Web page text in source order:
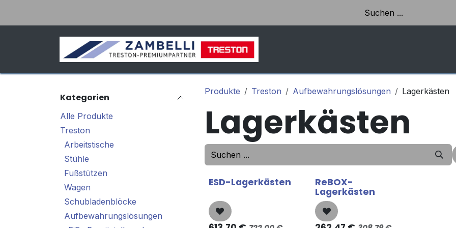
Kategorien
Alle Produkte
Treston
Arbeitstische
Stühle
Fußstützen
Wagen
Schubladenblöcke
Aufbewahrungslösungen
Produkte Treston Aufbewahrungslösungen Lagerkästen
Lagerkästen
ESD-Lagerkästen ReBOX-
Lagerkästen